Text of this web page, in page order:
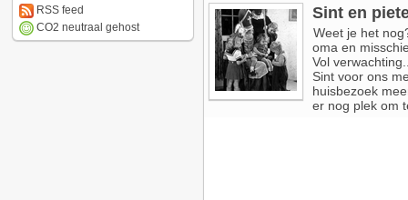
RSS feed
CO2 neutraal gehost
Sint en
Weet je het
oma en
Vol
Sint voor ons
huisbezoek
er nog plek om